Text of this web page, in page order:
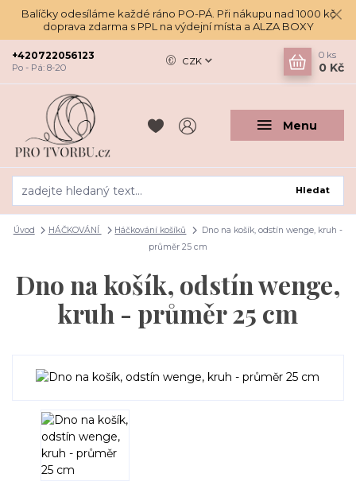
Balíčky odesíláme každé ráno PO-PÁ. Při nákupu nad 1000 kč
doprava zdarma s PPL na výdejní místa a ALZA BOXY
Menu
CZK
Hledat
+420722056123
Po - Pá: 8-20
0 ks
0 Kč
Úvod HÁČKOVÁNÍ Háčkování košíků
Dno na košík, odstín wenge, kruh -
průměr 25 cm
Dno na košík, odstín wenge,
kruh - průměr 25 cm